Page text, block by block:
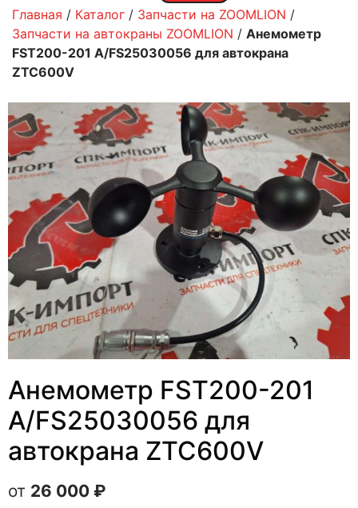
Главная / Каталог / Запчасти на ZOOMLION /
Запчасти на автокраны ZOOMLION / Анемометр
FST200-201 A/FS25030056 для автокрана
ZTC600V
Анемометр FST200-201
A/FS25030056 для
автокрана ZTC600V
26 000 ₽